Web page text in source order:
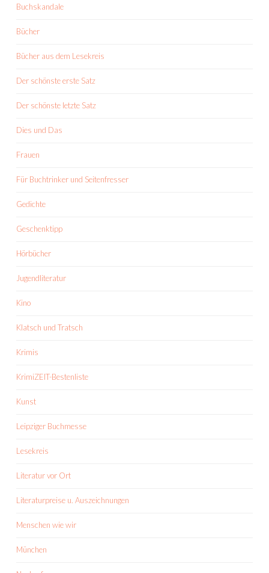
Buchskandale
Bücher
Bücher aus dem Lesekreis
Der schönste erste Satz
Der schönste letzte Satz
Dies und Das
Frauen
Für Buchtrinker und Seitenfresser
Gedichte
Geschenktipp
Hörbücher
Jugendliteratur
Kino
Klatsch und Tratsch
Krimis
KrimiZEIT-Bestenliste
Kunst
Leipziger Buchmesse
Lesekreis
Literatur vor Ort
Literaturpreise u. Auszeichnungen
Menschen wie wir
München